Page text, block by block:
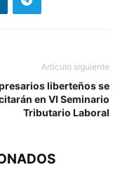
Artículo siguiente
liberteños se
en VI Seminario
Tributario Laboral